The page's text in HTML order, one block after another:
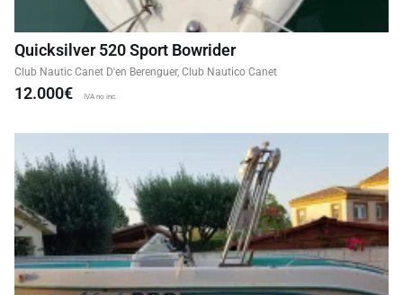
Quicksilver 520 Sport Bowrider
Club Nautic Canet D'en Berenguer, Club Nautico Canet
12.000€ IVA no inc.